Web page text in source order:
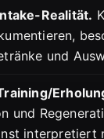
Realität.
und
und
interpretiert